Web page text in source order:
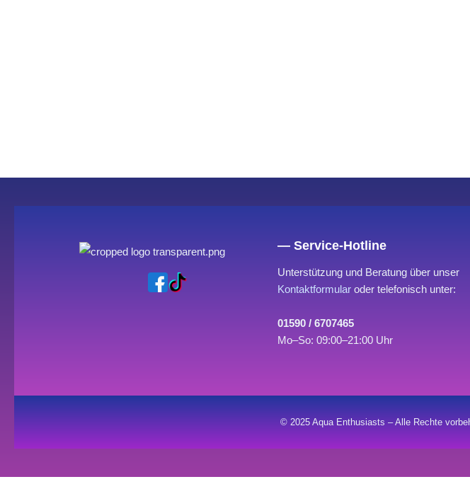
— Service-Hotline
Unterstützung und Beratung über unser
Kontaktformular oder telefonisch unter:
01590 / 6707465
Mo–So: 09:00–21:00 Uhr
© 2025 Aqua Enthusiasts – Alle Rechte